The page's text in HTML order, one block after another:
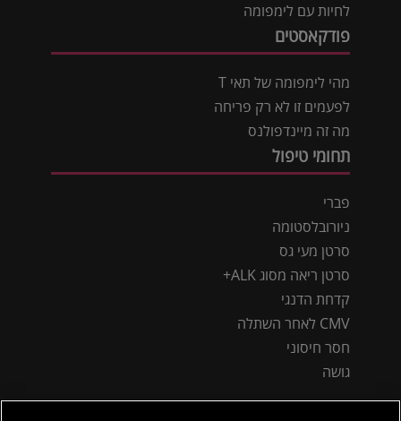
לחיות עם לימפומה
פודקאסטים
מהי לימפומה של תאי T
לפעמים זו לא רק פריחה
מה זה מיינדפולנס
תחומי טיפול
פברי
ניורובלסטומה
סרטן מעי גס
סרטן ריאה מסוג ALK+
קדחת הדנגי
CMV לאחר השתלה
חסר חיסוני
גושה